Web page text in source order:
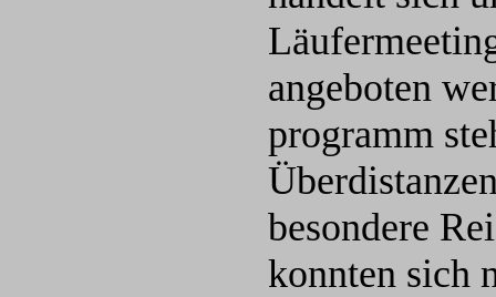
angeboten
programm
besondere
konnten sich